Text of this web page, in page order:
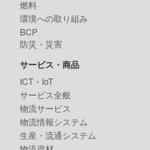
燃料
環境への取り組み
BCP
防災・災害
サービス・商品
ICT・IoT
サービス全般
物流サービス
物流情報システム
生産・流通システム